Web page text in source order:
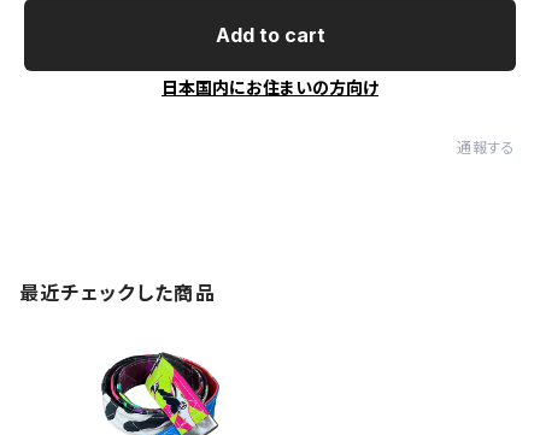
Add to cart
日本国内にお住まいの方向け
通報する
最近チェックした商品